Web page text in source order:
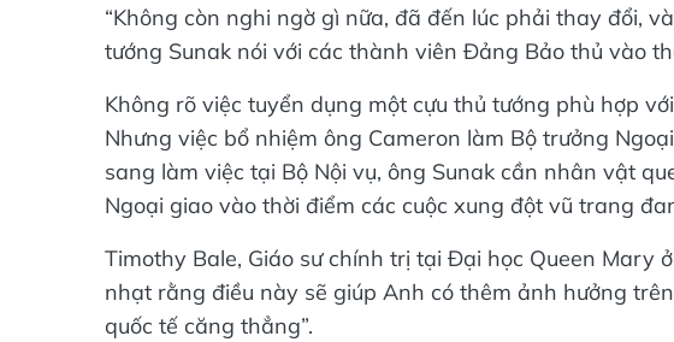
“Không còn nghi ngờ gì nữa, đã đến lúc phải thay đổi,
tướng Sunak nói với các thành viên Đảng Bảo thủ vào
Không rõ việc tuyển dụng một cựu thủ tướng phù hợp
Nhưng việc bổ nhiệm ông Cameron làm Bộ trưởng
sang làm việc tại Bộ Nội vụ, ông Sunak cần nhân vật
Ngoại giao vào thời điểm các cuộc xung đột vũ trang
Timothy Bale, Giáo sư chính trị tại Đại học Queen Mary
nhạt rằng điều này sẽ giúp Anh có thêm ảnh hưởng
quốc tế căng thẳng”.